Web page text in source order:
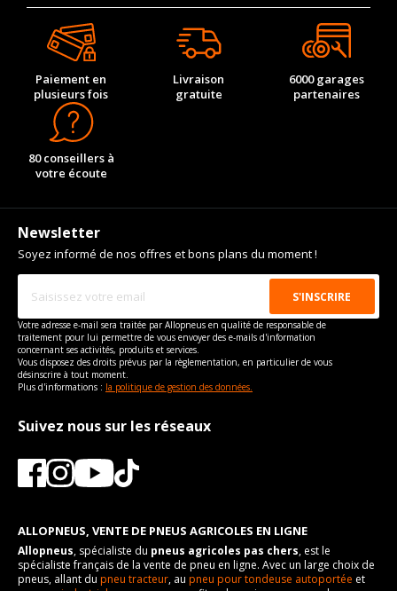
Paiement en
plusieurs fois
Livraison
gratuite
6000 garages
partenaires
80 conseillers à
votre écoute
Newsletter
Soyez informé de nos offres et bons plans du moment !
Votre adresse e-mail sera traitée par Allopneus en qualité de responsable de
traitement pour lui permettre de vous envoyer des e-mails d'information
concernant ses activités, produits et services.
Vous disposez des droits prévus par la règlementation, en particulier de vous
désinscrire à tout moment.
Plus d'informations : la politique de gestion des données.
Suivez nous sur les réseaux
ALLOPNEUS, VENTE DE PNEUS AGRICOLES EN LIGNE
Allopneus, spécialiste du pneus agricoles pas chers, est le
spécialiste français de la vente de pneu en ligne. Avec un large choix de
pneus, allant du pneu tracteur, au pneu pour tondeuse autoportée et